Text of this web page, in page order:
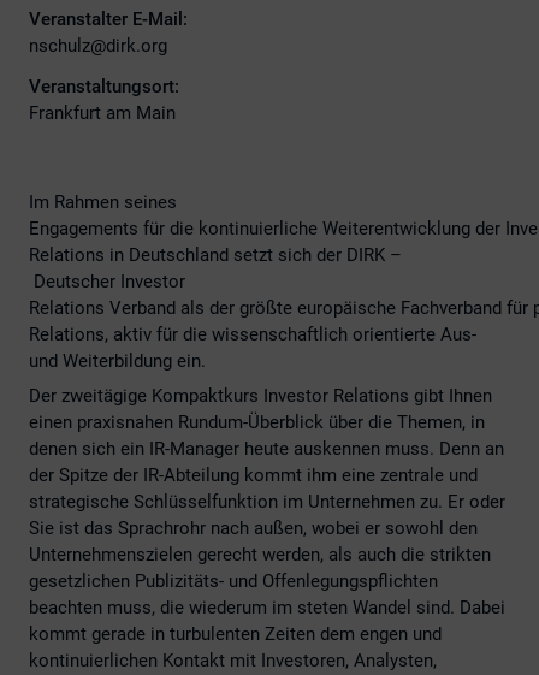
Veranstalter E-Mail:
nschulz@dirk.org
Veranstaltungsort:
Frankfurt am Main
Im Rahmen seines
Engagements für die kontinuierliche Weiterentwicklung der
Relations in Deutschland setzt sich der DIRK –
Deutscher Investor
Relations Verband als der größte europäische Fachverband
Relations, aktiv für die wissenschaftlich orientierte Aus-
und Weiterbildung ein.
Der zweitägige Kompaktkurs Investor Relations gibt Ihnen
einen praxisnahen Rundum-Überblick über die Themen, in
denen sich ein IR-Manager heute auskennen muss. Denn an
der Spitze der IR-Abteilung kommt ihm eine zentrale und
strategische Schlüsselfunktion im Unternehmen zu. Er oder
Sie ist das Sprachrohr nach außen, wobei er sowohl den
Unternehmenszielen gerecht werden, als auch die strikten
gesetzlichen Publizitäts- und Offenlegungspflichten
beachten muss, die wiederum im steten Wandel sind. Dabei
kommt gerade in turbulenten Zeiten dem engen und
kontinuierlichen Kontakt mit Investoren, Analysten,